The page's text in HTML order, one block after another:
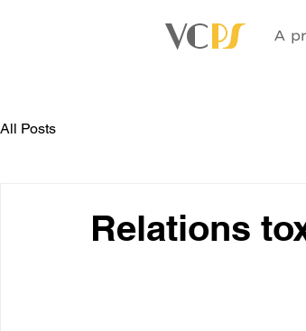
VCPS A
All Posts
Relations